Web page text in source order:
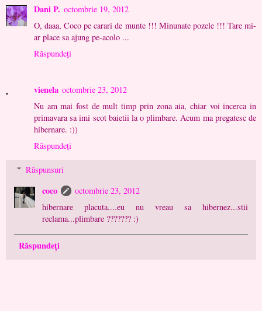
Dani P. octombrie 19, 2012
O, daaa, Coco pe carari de munte !!! Minunate pozele !!! Tare mi-
ar place sa ajung pe-acolo ...
Răspundeți
vienela octombrie 23, 2012
Nu am mai fost de mult timp prin zona aia, chiar voi incerca in
primavara sa imi scot baietii la o plimbare. Acum ma pregatesc de
hibernare. :))
Răspundeți
Răspunsuri
coco
octombrie 23, 2012
hibernare placuta....eu nu vreau sa hibernez...stii
reclama...plimbare ??????? :)
Răspundeți